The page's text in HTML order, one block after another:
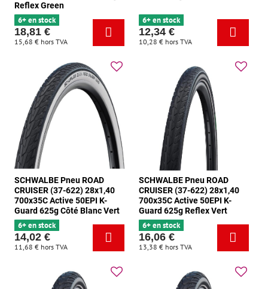
Reflex Green
6+ en stock
18,81 €
15,68 € hors TVA
6+ en stock
12,34 €
10,28 € hors TVA
SCHWALBE Pneu ROAD
CRUISER (37-622) 28x1,40
700x35C Active 50EPI K-
Guard 625g Côté Blanc Vert
6+ en stock
14,02 €
11,68 € hors TVA
SCHWALBE Pneu ROAD
CRUISER (37-622) 28x1,40
700x35C Active 50EPI K-
Guard 625g Reflex Vert
6+ en stock
16,06 €
13,38 € hors TVA